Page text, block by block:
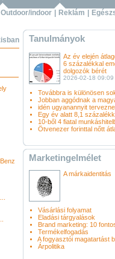
Outdoor/indoor Reklám
Tanulmányok
Az év elején
6 százalékkal
dolgozók bérét
2026-02-18 09:09
Továbbra is különösen
Jobban aggódnak a
idén ugyanannyit
Egy év alatt 8,1
10-ből 4 fiatal
Ötvenezer forinttal nőtt
Marketingelmélet
A márkaidentitás
Vásárlási folyamat
Eladási tárgyalások
Brand marketing: 10
Termékelfogadás
A fogyasztói magatartást
Árpolitika